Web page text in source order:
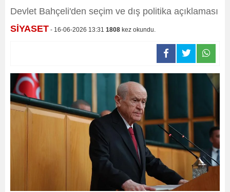
Devlet Bahçeli'den seçim ve dış politika açıklaması
SİYASET - 16-06-2026 13:31 1808 kez okundu.